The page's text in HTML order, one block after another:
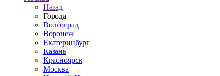
Назад
Города
Волгоград
Воронеж
Екатеринбург
Казань
Красноярск
Москва